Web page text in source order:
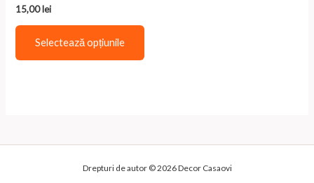
15,00lei
Selectează opțiunile
Acest
fi
Drepturi de autor © 2026 Decor Casaovi